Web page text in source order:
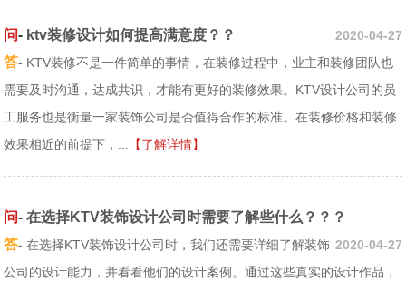
问- ktv装修设计如何提高满意度？？ 2020-04-27
答- KTV装修不是一件简单的事情，在装修过程中，业主和装修团队也
需要及时沟通，达成共识，才能有更好的装修效果。KTV设计公司的员
工服务也是衡量一家装饰公司是否值得合作的标准。在装修价格和装修
效果相近的前提下，...
【了解详情】
问-在选择KTV装饰设计公司时需要了解些什么？？？
2020-04-27
答- 在选择KTV装饰设计公司时，我们还需要详细了解装饰
公司的设计能力，并看看他们的设计案例。通过这些真实的设计作品，